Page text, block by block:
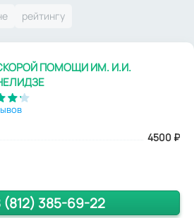
ПОМОЩИ ИМ. И.И.
4500 ₽
(812) 385-69-22